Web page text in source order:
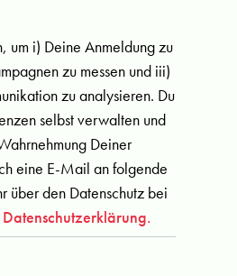
um i) Deine Anmeldung zu
zu messen und iii)
zu analysieren. Du
selbst verwalten und
Deiner
eine E-Mail an folgende
über den Datenschutz bei
Datenschutzerklärung.